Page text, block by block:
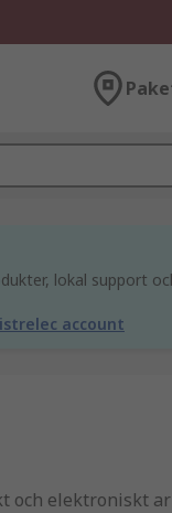
lokal support
account
och elektroniskt